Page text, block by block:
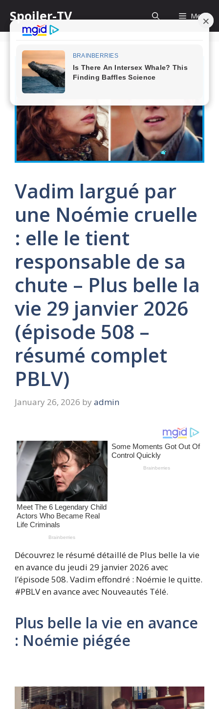
content
Spoiler-TV Menu
Vadim largué par
une Noémie cruelle
: elle le tient
responsable de sa
chute – Plus belle la
vie 29 janvier 2026
(épisode 508 –
résumé complet
PBLV)
January 26, 2026 by admin
Découvrez le résumé détaillé de Plus belle la vie
en avance du jeudi 29 janvier 2026 avec
l’épisode 508. Vadim effondré : Noémie le quitte.
#PBLV en avance avec Nouveautés Télé.
Plus belle la vie en avance
: Noémie piégée